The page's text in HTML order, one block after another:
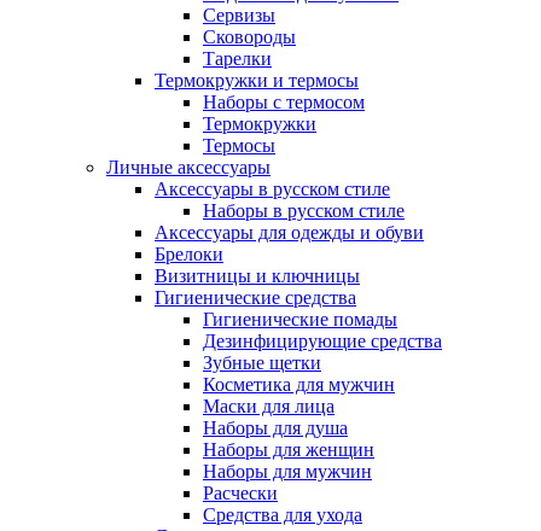
Сервизы
Сковороды
Тарелки
Термокружки и термосы
Наборы с термосом
Термокружки
Термосы
Личные аксессуары
Аксессуары в русском стиле
Наборы в русском стиле
Аксессуары для одежды и обуви
Брелоки
Визитницы и ключницы
Гигиенические средства
Гигиенические помады
Дезинфицирующие средства
Зубные щетки
Косметика для мужчин
Маски для лица
Наборы для душа
Наборы для женщин
Наборы для мужчин
Расчески
Средства для ухода